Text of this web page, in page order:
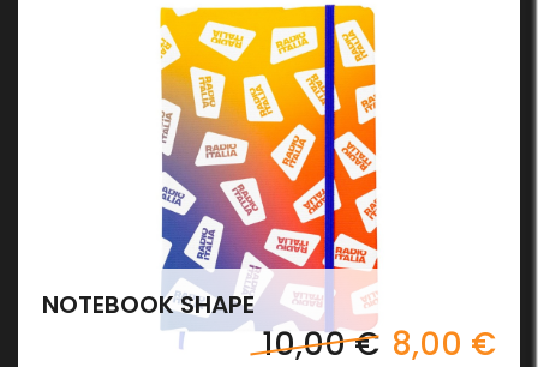
NOTEBOOK SHAPE
10,00 € 8,00 €